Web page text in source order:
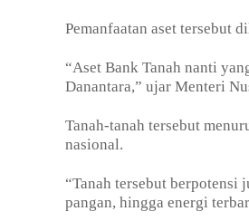
Pemanfaatan aset tersebut
“Aset Bank Tanah nanti
Danantara,” ujar Menteri
Tanah-tanah tersebut
nasional.
“Tanah tersebut berpotensi
pangan, hingga energi